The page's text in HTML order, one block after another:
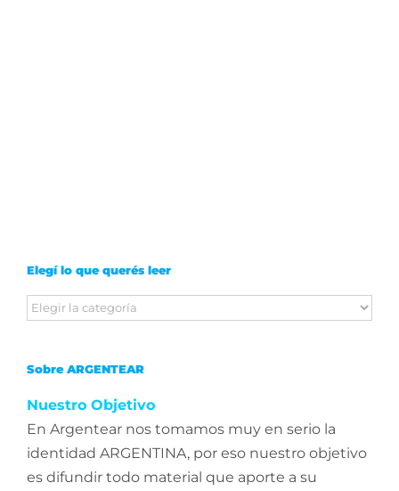
Elegí lo que querés leer
Elegí
querés
leer
Sobre ARGENTEAR
Nuestro Objetivo
En Argentear nos tomamos muy en serio la
identidad ARGENTINA, por eso nuestro objetivo
es difundir todo material que aporte a su